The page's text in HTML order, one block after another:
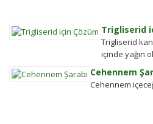
Trigliserid
Trigliserid
içinde yağın
bozuyor.
ve...
Cehennem
Cehennem